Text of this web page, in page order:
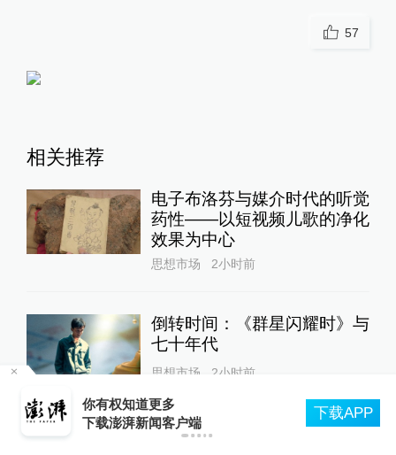
57
相关推荐
电子布洛芬与媒介时代的听觉
药性——以短视频儿歌的净化
效果为中心
思想市场 2小时前
倒转时间：《群星闪耀时》与
七十年代
思想市场 2小时前
赋魅的新怪奇：《控制》的分
你有权知道更多
下载澎湃新闻客户端
下载APP